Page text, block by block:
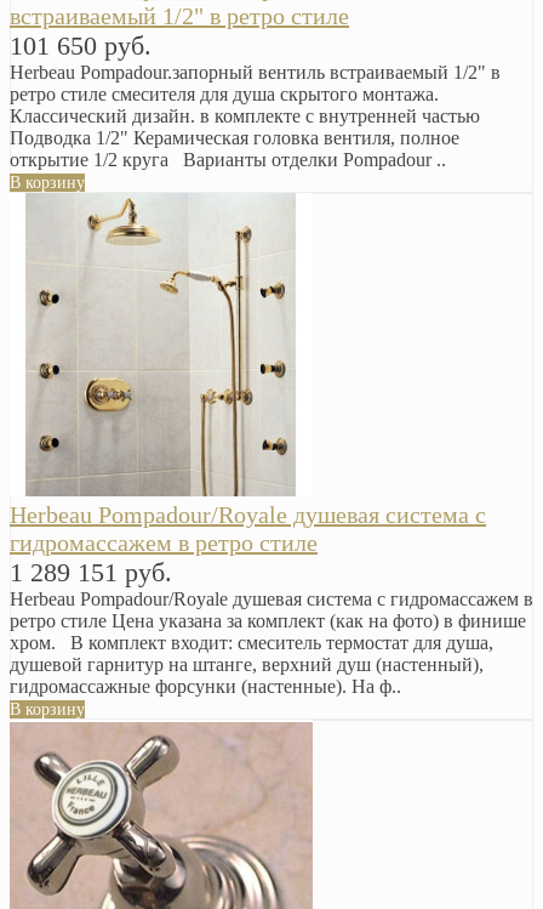
встраиваемый 1/2" в ретро стиле
101 650 руб.
Herbeau Pompadour.запорный вентиль встраиваемый 1/2" в
ретро стиле смесителя для душа скрытого монтажа.
Классический дизайн. в комплекте с внутренней частью
Подводка 1/2" Керамическая головка вентиля, полное
открытие 1/2 круга Варианты отделки Pompadour ..
В корзину
Herbeau Pompadour/Royale душевая система с
гидромассажем в ретро стиле
1 289 151 руб.
Herbeau Pompadour/Royale душевая система с гидромассажем в
ретро стиле Цена указана за комплект (как на фото) в финише
хром. В комплект входит: смеситель термостат для душа,
душевой гарнитур на штанге, верхний душ (настенный),
гидромассажные форсунки (настенные). На ф..
В корзину